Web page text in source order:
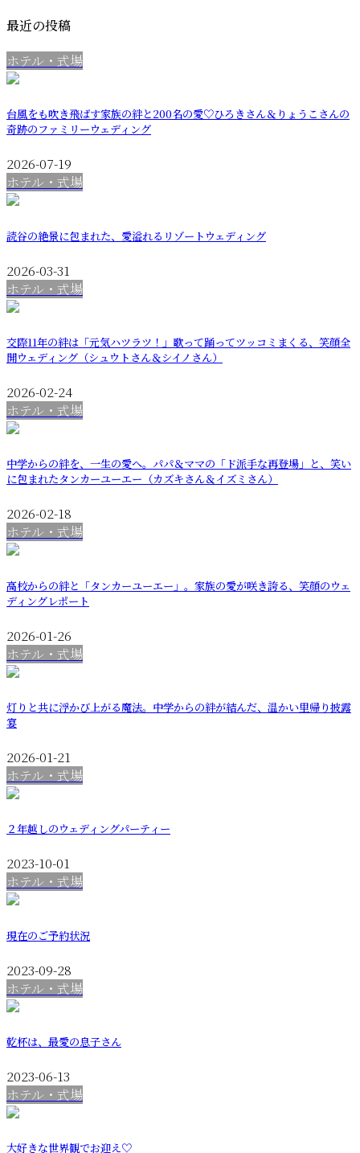
最近の投稿
ホテル・式場
台風をも吹き飛ばす家族の絆と200名の愛♡ひろきさん＆りょうこさんの
奇跡のファミリーウェディング
2026-07-19
ホテル・式場
読谷の絶景に包まれた、愛溢れるリゾートウェディング
2026-03-31
ホテル・式場
交際11年の絆は「元気ハツラツ！」歌って踊ってツッコミまくる、笑顔全
開ウェディング（シュウトさん＆シイノさん）
2026-02-24
ホテル・式場
中学からの絆を、一生の愛へ。パパ＆ママの「ド派手な再登場」と、笑い
に包まれたタンカーユーエー（カズキさん＆イズミさん）
2026-02-18
ホテル・式場
高校からの絆と「タンカーユーエー」。家族の愛が咲き誇る、笑顔のウェ
ディングレポート
2026-01-26
ホテル・式場
灯りと共に浮かび上がる魔法。中学からの絆が結んだ、温かい里帰り披露
宴
2026-01-21
ホテル・式場
２年越しのウェディングパーティー
2023-10-01
ホテル・式場
現在のご予約状況
2023-09-28
ホテル・式場
乾杯は、最愛の息子さん
2023-06-13
ホテル・式場
大好きな世界観でお迎え♡